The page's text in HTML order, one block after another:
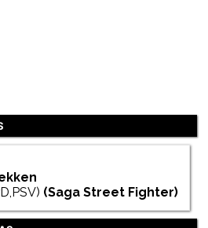
(Saga Street Fighter)